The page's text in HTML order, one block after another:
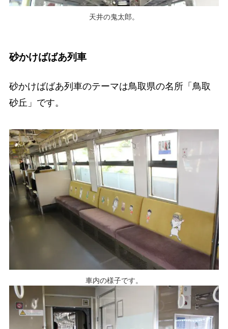
天井の鬼太郎。
砂かけばばあ列車
砂かけばばあ列車のテーマは鳥取県の名所「鳥取
砂丘」です。
車内の様子です。